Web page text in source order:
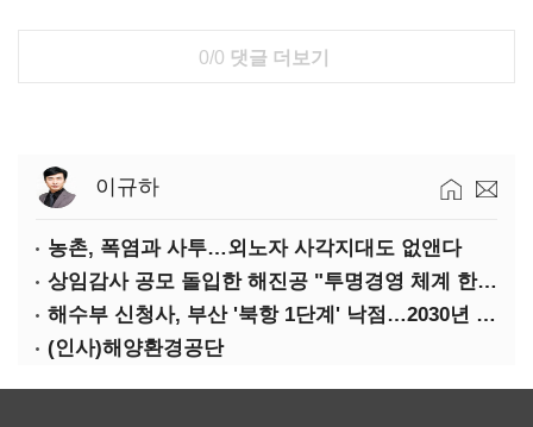
0/0 댓글 더보기
이규하
농촌, 폭염과 사투…외노자 사각지대도 없앤다
상임감사 공모 돌입한 해진공 "투명경영 체계 한층 강화"
해수부 신청사, 부산 '북항 1단계' 낙점…2030년 완공 목표
(인사)해양환경공단